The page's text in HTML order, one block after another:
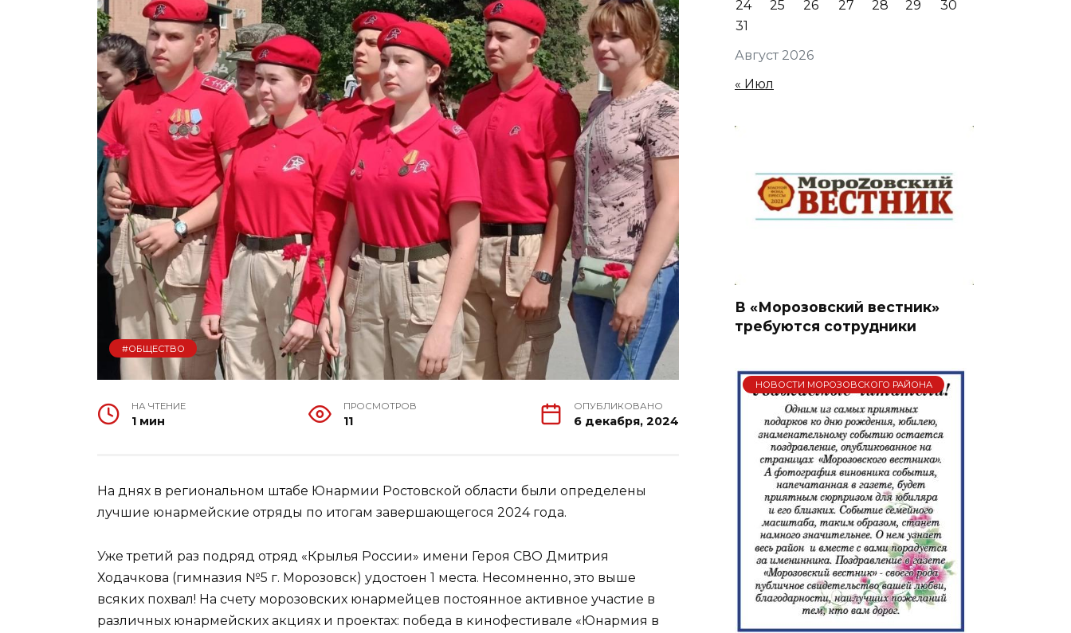
#ОБЩЕСТВО
НА ЧТЕНИЕ
1 мин
ПРОСМОТРОВ
11
ОПУБЛИКОВАНО
6 декабря, 2024
На днях в региональном штабе Юнармии Ростовской области были определены
лучшие юнармейские отряды по итогам завершающегося 2024 года.
Уже третий раз подряд отряд «Крылья России» имени Героя СВО Дмитрия
Ходачкова (гимназия №5 г. Морозовск) удостоен 1 места. Несомненно, это выше
всяких похвал! На счету морозовских юнармейцев постоянное активное участие в
различных юнармейских акциях и проектах: победа в кинофестивале «Юнармия в
Август 2026
24
25 26 27 28 29
30
31
« Июл
В «Морозовский вестник»
требуются сотрудники
НОВОСТИ МОРОЗОВСКОГО РАЙОНА